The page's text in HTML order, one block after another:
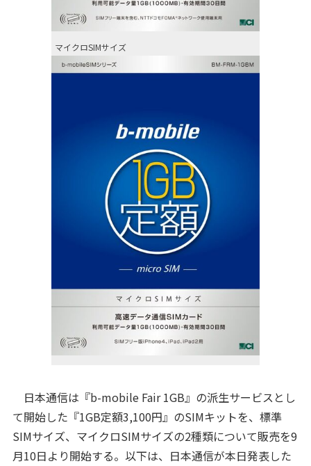
マイクロSIMサイズ
日本通信は『b-mobile Fair 1GB』の派生サービスとし
て開始した『1GB定額3,100円』のSIMキットを、標準
SIMサイズ、マイクロSIMサイズの2種類について販売を9
月10日より開始する。以下は、日本通信が本日発表した